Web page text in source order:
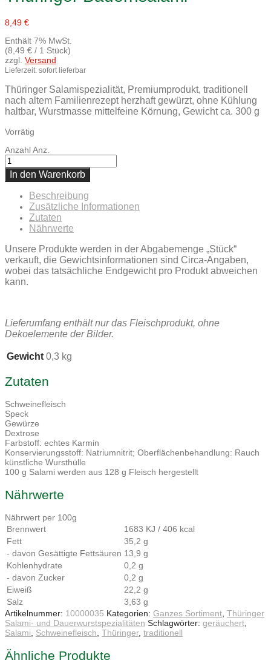
8,49 €
Enthält 7% MwSt.
(8,49 € / 1 Stück)
zzgl. Versand
Lieferzeit: sofort lieferbar
Thüringer Salamispezialität, Premiumprodukt, traditionell
nach altem Familienrezept herzhaft gewürzt, ohne Kühlung
haltbar, Wurstmasse mittelfeine Körnung, Gewicht ca. 300 g
Vorrätig
AnzahlAnz.
In den Warenkorb
Beschreibung
Zusätzliche Informationen
Zutaten
Nährwerte
Unsere Produkte werden in der Abgabemenge „Stück“
verkauft, die Gewichtsinformationen sind Circa-Angaben,
wobei das tatsächliche Endgewicht pro Produkt abweichen
kann.
Lieferumfang enthält nur das Fleischprodukt, ohne
Dekoelemente der Bilder.
Gewicht 0,3 kg
Zutaten
Schweinefleisch
Speck
Gewürze
Dextrose
Farbstoff: echtes Karmin
Konservierungsstoff: Natriumnitrit; Oberflächenbehandlung: Rauch
künstliche Wursthülle
100 g Salami werden aus 128 g Fleisch hergestellt
Nährwerte
Nährwert per 100g
Brennwert
1683 KJ / 406 kcal
Fett
35,2 g
- davon Gesättigte Fettsäuren 13,9 g
Kohlenhydrate
0,2 g
- davon Zucker
0,2 g
Eiweiß
22,2 g
Salz
3,63 g
Artikelnummer: 10000035 Kategorien: Ganzes Sortiment Thüringer
Salami- und Dauerwurstspezialitäten Schlagwörter: geräuchert
Salami
Schweinefleisch Thüringer, traditionell
Ähnliche Produkte